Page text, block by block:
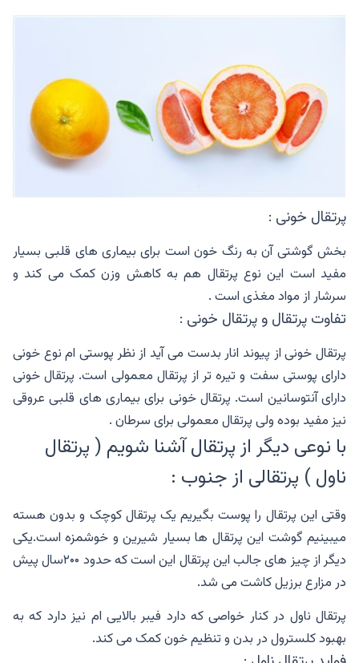
پرتقال خونی :
بخش گوشتی آن به رنگ خون است برای بیماری های قلبی بسیار
مفید است این نوع پرتقال هم به کاهش وزن کمک می کند و
سرشار از مواد مغذی است .
تفاوت پرتقال و پرتقال خونی :
پرتقال خونی از پیوند انار بدست می آید از نظر پوستی ام نوع خونی
دارای پوستی سفت و تیره تر از پرتقال معمولی است. پرتقال خونی
دارای آنتوسانین است. پرتقال خونی برای بیماری های قلبی عروقی
نیز مفید بوده ولی پرتقال معمولی برای سرطان .
با نوعی دیگر از پرتقال آشنا شویم ( پرتقال
ناول ) پرتقالی از جنوب :
وقتی این پرتقال را پوست بگیریم یک پرتقال کوچک و بدون هسته
میبینیم گوشت این پرتقال ها بسیار شیرین و خوشمزه است.یکی
دیگر از چیز های جالب این پرتقال این است که حدود ۲۰۰سال پیش
در مزارع برزیل کاشت می شد.
پرتقال ناول در کنار خواصی که دارد فیبر بالایی ام نیز دارد که به
بهبود کلسترول در بدن و تنظیم خون کمک می کند.